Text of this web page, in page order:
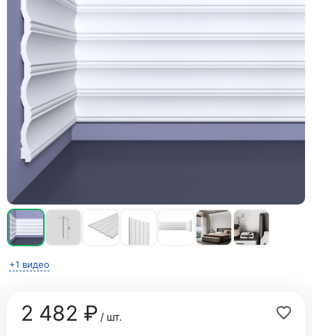
+1 видео
2 482 ₽/ шт.